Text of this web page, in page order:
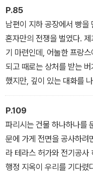
P.85
남편이 지하 공장에서 빵을
혼자만의 전쟁을 벌였다.
기 마련인데, 어눌한 프랑
되고 때로는 상처를 받는
했지만, 깊이 있는 대화를
아 늘 스스로가 낯선 이방
방인의 삶
P.109
파리시는 건물 하나하나를
문에 가게 전면을 공사하려
라 테라스 허가와 전기공사
행정 지옥이 우리를 기다